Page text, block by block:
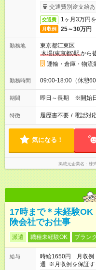
りサービス利用可（
交通費別途支給あ
交通費 1ヶ月3万円
月収例 25～30万円
勤務地
東京都江東区
木場(東京都)駅から
運輸・倉庫・物流
勤務時間 09:00-18:00（休憩
期間 即日～長期 ※開始
特徴 履歴書不要 / 電話対
気になる！
掲載元企業名 株
17時まで＊未経験
険会社でお仕事
派遣 職種未経験OK ブラン
給与
時給1650円 月収例
週 ※月収例を保証す